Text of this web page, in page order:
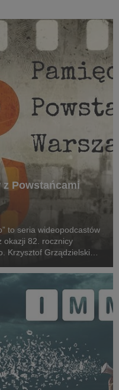
z Powstańcami
to seria wideopodcastów
okazji 82. rocznicy
Krzysztof Grządzielski
wydarzenia...